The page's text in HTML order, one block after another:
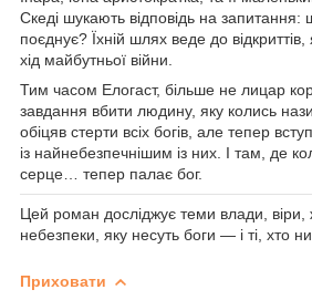
Скеді шукають відповідь на запитання:
поєднує? Їхній шлях веде до
хід майбутньої війни.
Тим часом Елогаст, більше не лицар
завдання вбити людину, яку колись
обіцяв стерти всіх богів, але тепер
із найнебезпечнішим із них. І там, де
серце… тепер палає бог.
Цей роман досліджує теми влади, віри,
небезпеки, яку несуть боги — і ті, хто
Приховати